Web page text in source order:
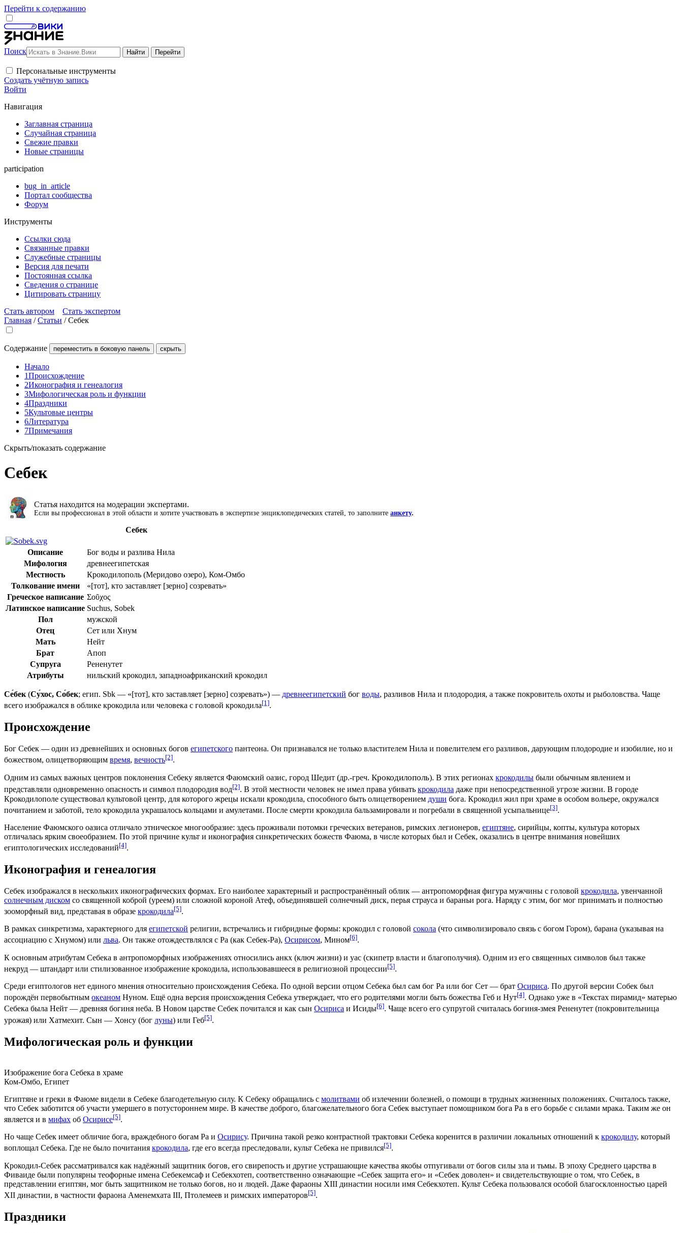
Перейти к содержанию
Поиск
Персональные инструменты
Создать учётную запись
Войти
Навигация
Заглавная страница
Случайная страница
Свежие правки
Новые страницы
participation
bug_in_article
Портал сообщества
Форум
Инструменты
Ссылки сюда
Связанные правки
Служебные страницы
Версия для печати
Постоянная ссылка
Сведения о странице
Цитировать страницу
Стать автором
Стать экспертом
Главная /Статьи /Себек
Содержание переместить в боковую панель скрыть
Начало
1Происхождение
2Иконография и генеалогия
3Мифологическая роль и функции
4Праздники
5Культовые центры
6Литература
7Примечания
Скрыть/показать содержание
Себек
Статья находится на модерации экспертами.
Если вы профессионал в этой области и хотите участвовать в экспертизе энциклопедических статей, то заполните анкету.
Себек
Описание
Бог воды и разлива Нила
Мифология
древнеегипетская
Местность
Крокодилополь (Меридово озеро), Ком-Омбо
Толкование имени
«[тот], кто заставляет [зерно] созревать»
Греческое написание Σοῦχος
Латинское написание Suchus, Sobek
Пол
мужской
Отец
Сет или Хнум
Мать
Нейт
Брат
Апоп
Супруга
Рененутет
Атрибуты
нильский крокодил, западноафриканский крокодил
Се́бек (Су́хос, Со́бек; егип. Sbk — «[тот], кто заставляет [зерно] созревать») — древнеегипетский бог воды, разливов Нила и плодородия, а также покровитель охоты и рыболовства. Чаще
всего изображался в облике крокодила или человека с головой крокодила[1].
Происхождение
Бог Себек — один из древнейших и основных богов египетского пантеона. Он признавался не только властителем Нила и повелителем его разливов, дарующим плодородие и изобилие, но и
божеством, олицетворяющим время, вечность[2].
Одним из самых важных центров поклонения Себеку является Фаюмский оазис, город Шедит (др.-греч. Крокодилополь). В этих регионах крокодилы были обычным явлением и
представляли одновременно опасность и символ плодородия вод[2]. В этой местности человек не имел права убивать крокодила даже при непосредственной угрозе жизни. В городе
Крокодилополе существовал культовой центр, для которого жрецы искали крокодила, способного быть олицетворением души бога. Крокодил жил при храме в особом вольере, окружался
почитанием и заботой, тело крокодила украшалось кольцами и амулетами. После смерти крокодила бальзамировали и погребали в священной усыпальнице[3].
Население Фаюмского оазиса отличало этническое многообразие: здесь проживали потомки греческих ветеранов, римских легионеров, египтяне, сирийцы, копты, культура которых
отличалась ярким своеобразием. По этой причине культ и иконография синкретических божеств Фаюма, в числе которых был и Себек, оказались в центре внимания новейших
египтологических исследований[4].
Иконография и генеалогия
Себек изображался в нескольких иконографических формах. Его наиболее характерный и распространённый облик — антропоморфная фигура мужчины с головой крокодила, увенчанной
солнечным диском со священной коброй (уреем) или сложной короной Атеф, объединявшей солнечный диск, перья страуса и бараньи рога. Наряду с этим, бог мог принимать и полностью
зооморфный вид, представая в образе крокодила[5].
В рамках синкретизма, характерного для египетской религии, встречались и гибридные формы: крокодил с головой сокола (что символизировало связь с богом Гором), барана (указывая на
ассоциацию с Хнумом) или льва. Он также отождествлялся с Ра (как Себек-Ра), Осирисом, Мином[6].
К основным атрибутам Себека в антропоморфных изображениях относились анкх (ключ жизни) и уас (скипетр власти и благополучия). Одним из его священных символов был также
некруд — штандарт или стилизованное изображение крокодила, использовавшееся в религиозной процессии[5].
Среди египтологов нет единого мнения относительно происхождения Себека. По одной версии отцом Себека был сам бог Ра или бог Сет — брат Осириса. По другой версии Собек был
порождён первобытным океаном Нуном. Ещё одна версия происхождения Себека утверждает, что его родителями могли быть божества Геб и Нут[4]. Однако уже в «Текстах пирамид» матерью
Себека была Нейт — древняя богиня неба. В Новом царстве Себек почитался и как сын Осириса и Исиды[6]. Чаще всего его супругой считалась богиня-змея Рененутет (покровительница
урожая) или Хатмехит. Сын — Хонсу (бог луны) или Геб[5].
Мифологическая роль и функции
Изображение бога Себека в храме
Ком-Омбо, Египет
Египтяне и греки в Фаюме видели в Себеке благодетельную силу. К Себеку обращались с молитвами об излечении болезней, о помощи в трудных жизненных положениях. Считалось также,
что Себек заботится об участи умершего в потустороннем мире. В качестве доброго, благожелательного бога Себек выступает помощником бога Ра в его борьбе с силами мрака. Таким же он
является и в мифах об Осирисе[5].
Но чаще Себек имеет обличие бога, враждебного богам Ра и Осирису. Причина такой резко контрастной трактовки Себека коренится в различии локальных отношений к крокодилу, который
воплощал Себека. Где не было почитания крокодила, где его всегда преследовали, культ Себека не привился[5].
Крокодил-Себек рассматривался как надёжный защитник богов, его свирепость и другие устрашающие качества якобы отпугивали от богов силы зла и тьмы. В эпоху Среднего царства в
Фиваиде были популярны теофорные имена Себекемсаф и Себекхотеп, соответственно означающие «Себек защита его» и «Себек доволен» и свидетельствующие о том, что Себек, в
представлении египтян, мог быть защитником не только богов, но и людей. Даже фараоны XIII династии носили имя Себекхотеп. Культ Себека пользовался особой благосклонностью царей
XII династии, в частности фараона Аменемхата III, Птолемеев и римских императоров[5].
Праздники